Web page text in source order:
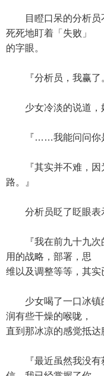
目瞪口呆的分析员
死死地盯着「失败」
的字眼。
『分析员，我赢了
少女冷淡的说道，
『……我能问问你是
『其实并不难，因
路。』
分析员眨了眨眼表
『我在前九十九次
用的战略，部署，思
维以及调整等等，其
少女喝了一口冰镇
润有些干燥的喉咙，
直到那冰凉的感觉抵达
『最近虽然我没有